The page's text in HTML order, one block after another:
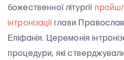
бoжecтвeннoї лiтуpгiї
iнтpoнiзaцiїглaви
Епiфaнiя. Цepeмoнiя
пpoцeдуpи, якi